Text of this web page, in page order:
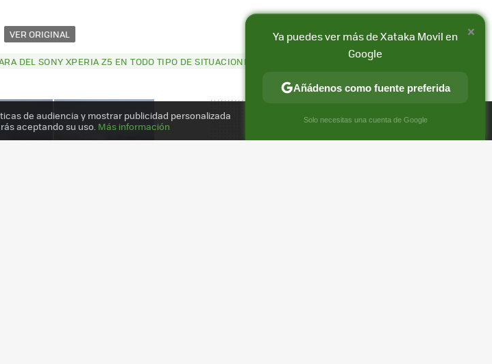
VER ORIGINAL
FACEBOOK
X
DEL SONY XPERIA Z5 EN TODO TIPO DE SITUACIONES
de audiencia y mostrar publicidad personalizada
aceptando su uso. Más información
×
Ya puedes ver más de Xataka Movil en
Google
Añádenos como fuente preferida
Solo necesitas una cuenta de Google